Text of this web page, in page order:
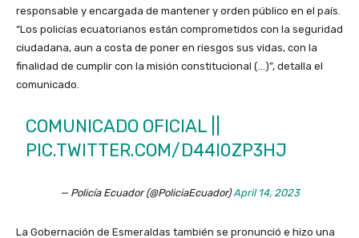
responsable y encargada de mantener y orden público en el país.
“Los policías ecuatorianos están comprometidos con la seguridad
ciudadana, aun a costa de poner en riesgos sus vidas, con la
finalidad de cumplir con la misión constitucional (…)”, detalla el
comunicado.
COMUNICADO OFICIAL ||
PIC.TWITTER.COM/D44I0ZP3HJ
— Policía Ecuador (@PoliciaEcuador)April 14, 2023
La Gobernación de Esmeraldas también se pronunció e hizo una